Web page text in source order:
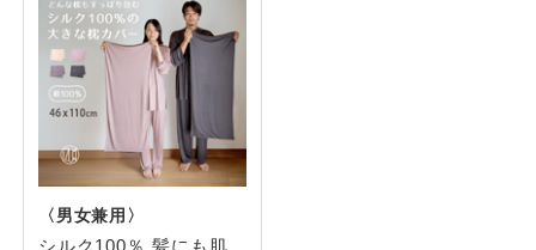
シルク100％ 髪にも肌